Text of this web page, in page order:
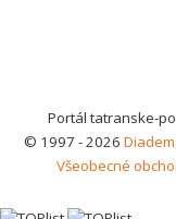
Portál tatranske-
© 1997 - 2026
Všeobecné